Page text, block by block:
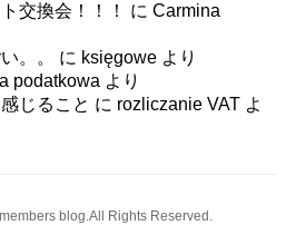
交換会！！！
に Carmina
。。
に księgowe より
podatkowa より
じること に rozliczanie VAT よ
blog.All Rights Reserved.